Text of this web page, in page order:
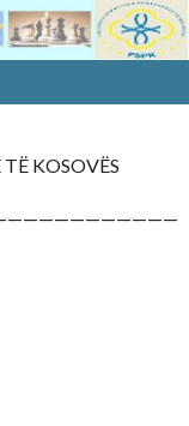
KOSOVËS